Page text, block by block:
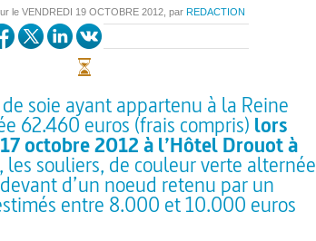
le VENDREDI 19 OCTOBRE 2012, par REDACTION
soie ayant appartenu à la Reine
62.460 euros (frais compris) lors
octobre 2012 à l’Hôtel Drouot à
souliers, de couleur verte alternée
d’un noeud retenu par un
entre 8.000 et 10.000 euros